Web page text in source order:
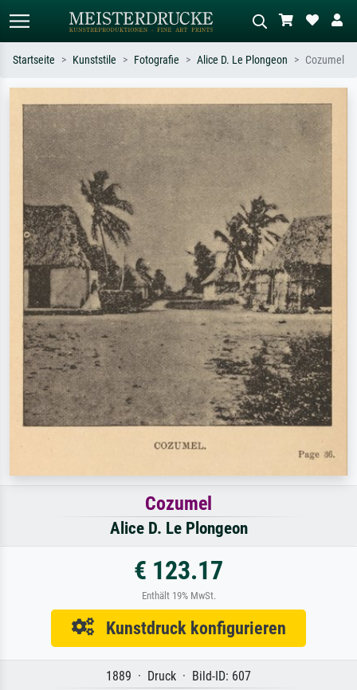
Standardsuche KI-Bildersuche
Suchen Sie nach Künstlern, Werktiteln
oder Stilen – z.B. Monet,
Sternennacht, Impressionismus, Welle
Hokusai, Akt.
Beschreiben Sie die Szene – z.B. Grüne
Wiese, Abstrakt mit viel Rot, Dunkles
Ölgemälde, Stehender Akt neben einem
Startseite Kunststile Fotografie Alice D. Le Plongeon Cozumel
Cozumel
Alice D. Le Plongeon
€ 123.17
Enthält 19% MwSt.
Kunstdruck konfigurieren
1889 · Druck · Bild-ID: 607